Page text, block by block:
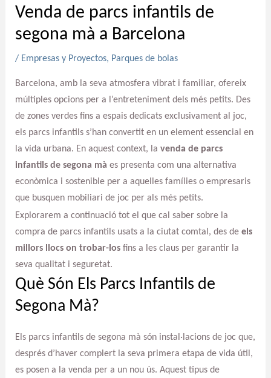
Venda de parcs infantils de
segona mà a Barcelona
/ Empresas y Proyectos, Parques de bolas
Barcelona, amb la seva atmosfera vibrat i familiar, ofereix
múltiples opcions per a l’entreteniment dels més petits. Des
de zones verdes fins a espais dedicats exclusivament al joc,
els parcs infantils s’han convertit en un element essencial en
la vida urbana. En aquest context, la venda de parcs
infantils de segona mà es presenta com una alternativa
econòmica i sostenible per a aquelles famílies o empresaris
que busquen mobiliari de joc per als més petits.
Explorarem a continuació tot el que cal saber sobre la
compra de parcs infantils usats a la ciutat comtal, des de els
millors llocs on trobar-losfins a les claus per garantir la
seva qualitat i seguretat.
Què Són Els Parcs Infantils de
Segona Mà?
Els parcs infantils de segona mà són instal·lacions de joc que,
després d’haver complert la seva primera etapa de vida útil,
es posen a la venda per a un nou ús. Aquest tipus de